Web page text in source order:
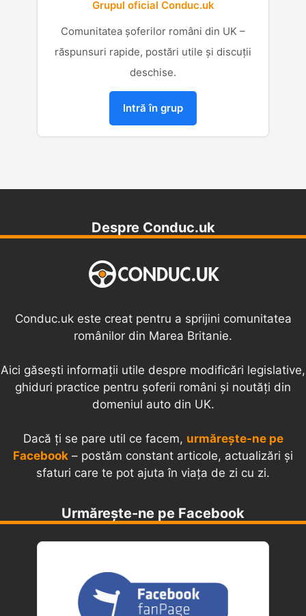
Grupul oficial Conduc.uk
Comunitatea șoferilor români din UK –
răspunsuri rapide, postări utile și discuții
deschise.
Intră în grup
Despre Conduc.uk
Conduc.uk este creat pentru a sprijini comunitatea
românilor din Marea Britanie.
Aici găsești informații utile despre modificări legislative,
ghiduri practice pentru șoferii români și noutăți din
domeniul auto din UK.
Dacă ți se pare util ce facem, urmărește-ne pe
Facebook – postăm constant articole, actualizări și
sfaturi care te pot ajuta în viața de zi cu zi.
Urmărește-ne pe Facebook